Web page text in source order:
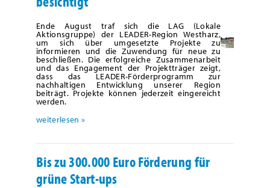
Ende August traf sich die LAG (Lokale
Aktionsgruppe) der LEADER-Region Westharz,
um sich über umgesetzte Projekte zu
informieren und die Zuwendung für neue zu
beschließen. Die erfolgreiche Zusammenarbeit
und das Engagement der Projektträger zeigt,
dass das LEADER-Förderprogramm zur
nachhaltigen Entwicklung unserer Region
beiträgt. Projekte können jederzeit eingereicht
werden.
weiterlesen »
Bis zu 300.000 Euro Förderung für
grüne Start-ups